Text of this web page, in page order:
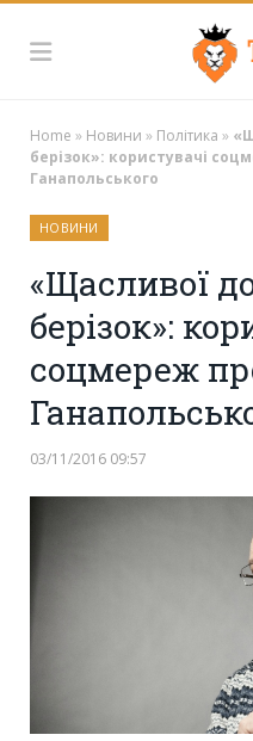
Home » Новини » Політика »
берізок»: користувачі
Ганапольського
НОВИНИ
«Щасливої
берізок»:
соцмереж
03/11/2016 09:57